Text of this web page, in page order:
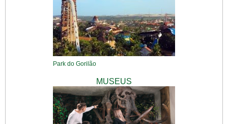
Park do Gorilão
MUSEUS